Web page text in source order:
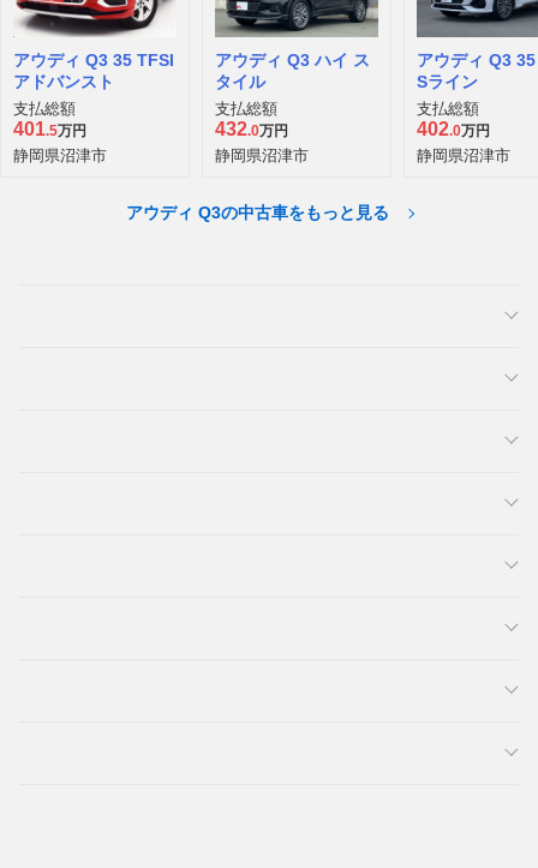
アウディ Q3 35 TFSI
アドバンスト
支払総額
401.5万円
静岡県沼津市
アウディ Q3 ハイ ス
タイル
支払総額
432.0万円
静岡県沼津市
アウディ Q3
Sライン
支払総額
402.0万円
静岡県沼津市
アウディ Q3の中古車をもっと見る